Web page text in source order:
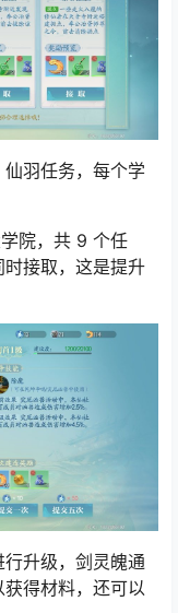
羽任务，每个学
院，共 9 个任
接取，这是提升
升级，剑灵魄通
得材料，还可以